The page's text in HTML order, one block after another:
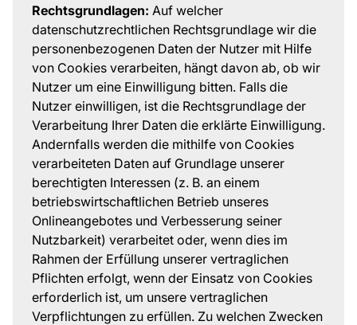
Rechtsgrundlagen: Auf welcher
datenschutzrechtlichen Rechtsgrundlage wir die
personenbezogenen Daten der Nutzer mit Hilfe
von Cookies verarbeiten, hängt davon ab, ob wir
Nutzer um eine Einwilligung bitten. Falls die
Nutzer einwilligen, ist die Rechtsgrundlage der
Verarbeitung Ihrer Daten die erklärte Einwilligung.
Andernfalls werden die mithilfe von Cookies
verarbeiteten Daten auf Grundlage unserer
berechtigten Interessen (z. B. an einem
betriebswirtschaftlichen Betrieb unseres
Onlineangebotes und Verbesserung seiner
Nutzbarkeit) verarbeitet oder, wenn dies im
Rahmen der Erfüllung unserer vertraglichen
Pflichten erfolgt, wenn der Einsatz von Cookies
erforderlich ist, um unsere vertraglichen
Verpflichtungen zu erfüllen. Zu welchen Zwecken